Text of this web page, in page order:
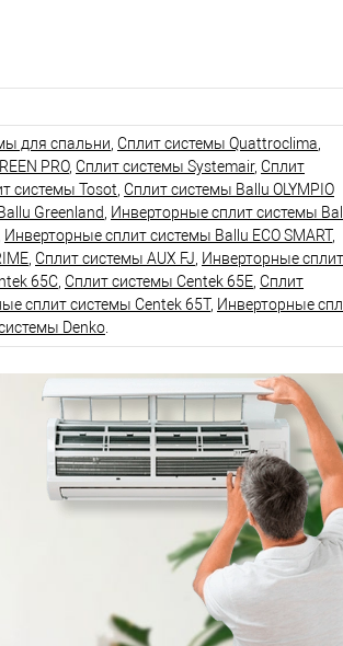
для спальни, Сплит системы Quattroclima,
PRO, Сплит системы Systemair, Сплит
системы Tosot, Сплит системы Ballu OLYMPIO
Greenland, Инверторные сплит системы
Инверторные сплит системы Ballu ECO SMART,
, Сплит системы AUX FJ, Инверторные сплит
65C, Сплит системы Centek 65E, Сплит
сплит системы Centek 65T, Инверторные
Denko.